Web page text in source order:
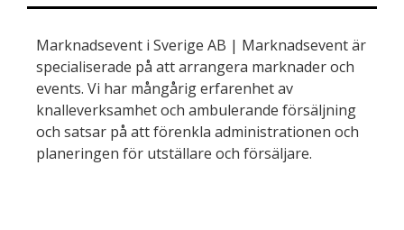
Marknadsevent i Sverige AB | Marknadsevent är
specialiserade på att arrangera marknader och
events. Vi har mångårig erfarenhet av
knalleverksamhet och ambulerande försäljning
och satsar på att förenkla administrationen och
planeringen för utställare och försäljare.